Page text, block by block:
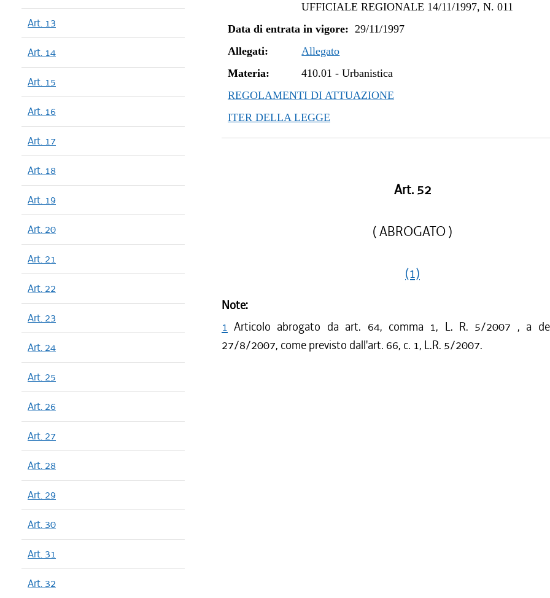
Art. 13
Art. 14
Art. 15
Art. 16
Art. 17
Art. 18
Art. 19
Art. 20
Art. 21
Art. 22
Art. 23
Art. 24
Art. 25
Art. 26
Art. 27
Art. 28
Art. 29
Art. 30
Art. 31
Art. 32
UFFICIALE REGIONALE 14/11/1997, N. 011
Data di entrata in vigore: 29/11/1997
Allegati:
Allegato
Materia:
410.01 -Urbanistica
REGOLAMENTI DI ATTUAZIONE
ITER DELLA LEGGE
Art. 52
( ABROGATO )
(1)
Note:
1 Articolo abrogato da art. 64, comma 1, L. R. 5/2007 , a
27/8/2007, come previsto dall'art. 66, c. 1, L.R. 5/2007.